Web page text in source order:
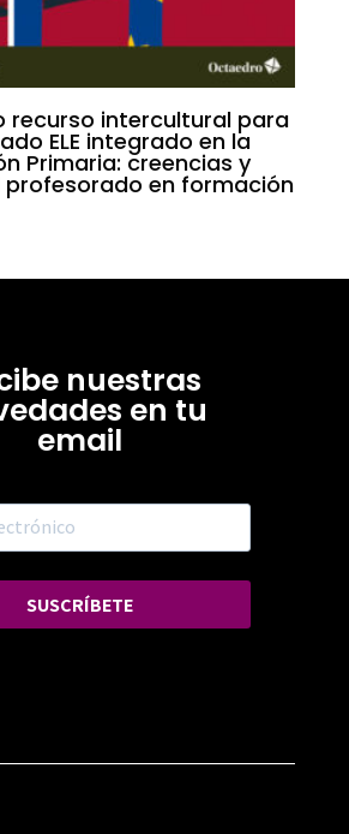
recurso intercultural para
ELE integrado en la
Primaria: creencias y
en formación
nuestras
en tu
email
SUSCRÍBETE